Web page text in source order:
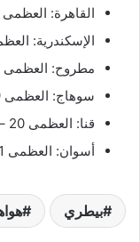
القاهرة: العظمى 18 – الصغرى 11
الإسكندرية: العظمى 18 –
مطروح: العظمى 17 – الصغرى 10
سوهاج: العظمى 19 – الصغرى 8
قنا: العظمى 20 – الصغرى 9
أسوان: العظمى 21 – الصغرى 10
بيطري